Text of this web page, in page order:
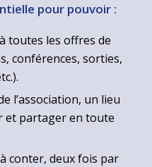
pour pouvoir :
toutes les offres de
conférences, sorties,
l’association, un lieu
et partager en toute
conter, deux fois par